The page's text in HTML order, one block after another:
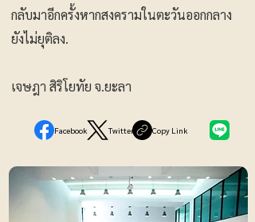
กลับมาอีกครั้งหากสงครามในตะวันออกกลาง
ยังไม่ยุติลง.
เจษฎา สิริโยทัย จ.ยะลา
Facebook Twitter Copy Link